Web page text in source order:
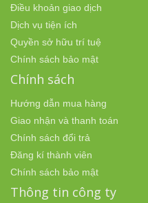
Điều khoản giao dịch
Dịch vụ tiện ích
Quyền sở hữu trí tuệ
Chính sách bảo mật
Chính sách
Hướng dẫn mua hàng
Giao nhận và thanh toán
Chính sách đổi trả
Đăng kí thành viên
Chính sách bảo mật
Thông tin công ty